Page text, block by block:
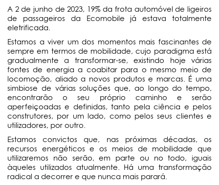
A 2 de junho de 2023, 19% da frota automóvel de ligeiros
de passageiros da Ecomobile já estava totalmente
eletrificada.
Estamos a viver um dos momentos mais fascinantes de
sempre em termos de mobilidade, cujo paradigma está
gradualmente a transformar-se, existindo hoje várias
fontes de energia a coabitar para o mesmo meio de
locomoção, aliado a novos produtos e marcas. É uma
simbiose de várias soluções que, ao longo do tempo,
encontrarão o seu próprio caminho e serão
aperfeiçoadas e definidas, tanto pela ciência e pelos
construtores, por um lado, como pelos seus clientes e
utilizadores, por outro.
Estamos convictos que, nas próximas décadas, os
recursos energéticos e os meios de mobilidade que
utilizaremos não serão, em parte ou no todo, iguais
àqueles utilizados atualmente. Há uma transformação
radical a decorrer e que nunca mais parará.